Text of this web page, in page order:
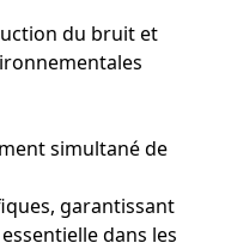
du bruit et
simultané de
garantissant
dans les